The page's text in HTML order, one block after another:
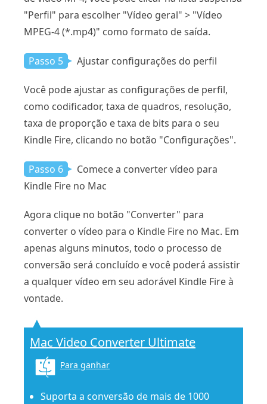
"Perfil" para escolher "Vídeo geral" > "Vídeo
MPEG-4 (*.mp4)" como formato de saída.
Passo 5 Ajustar configurações do perfil
Você pode ajustar as configurações de perfil,
como codificador, taxa de quadros, resolução,
taxa de proporção e taxa de bits para o seu
Kindle Fire, clicando no botão "Configurações".
Passo 6
Comece a converter vídeo para
Kindle Fire no Mac
Agora clique no botão "Converter" para
converter o vídeo para o Kindle Fire no Mac. Em
apenas alguns minutos, todo o processo de
conversão será concluído e você poderá assistir
a qualquer vídeo em seu adorável Kindle Fire à
vontade.
Mac Video Converter Ultimate
Para ganhar
Suporta a conversão de mais de 1000